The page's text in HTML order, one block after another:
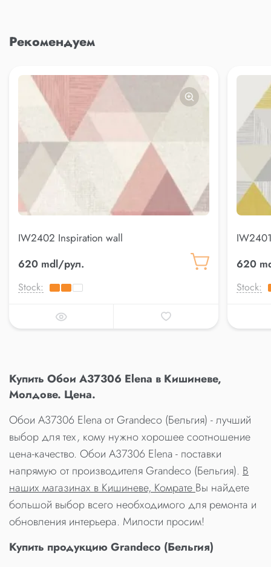
Рекомендуем
IW2402 Inspiration wall
620 mdl/рул.
Stock:
620
Stock:
Купить Обои A37306 Elena в Кишиневе,
Молдове. Цена.
Обои A37306 Elena от Grandeco (Бельгия) - лучший
выбор для тех, кому нужно хорошее соотношение
цена-качество. Обои A37306 Elena - поставки
напрямую от производителя Grandeco (Бельгия). В
наших магазинах в Кишиневе, КомратеВы найдете
большой выбор всего необходимого для ремонта и
обновления интерьера. Милости просим!
Купить продукцию Grandeco (Бельгия)